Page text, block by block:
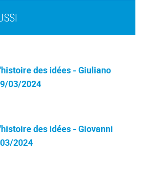
des idées - Giuliano
03/2024
des idées - Giovanni
2024